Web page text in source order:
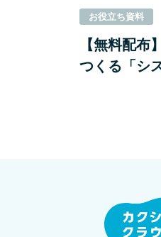
お役⽴ち資料
【無料配布
つくる「シ